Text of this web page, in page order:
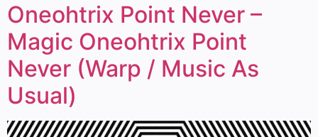
Oneohtrix Point Never –
Magic Oneohtrix Point
Never (Warp / Music As
Usual)